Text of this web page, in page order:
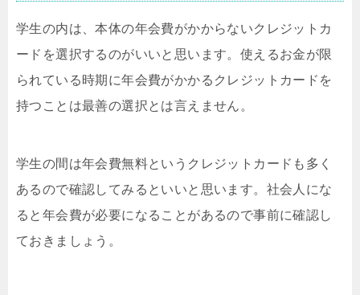
学生の内は、本体の年会費がかからないクレジットカ
ードを選択するのがいいと思います。使えるお金が限
られている時期に年会費がかかるクレジットカードを
持つことは最善の選択とは言えません。
学生の間は年会費無料というクレジットカードも多く
あるので確認してみるといいと思います。社会人にな
ると年会費が必要になることがあるので事前に確認し
ておきましょう。